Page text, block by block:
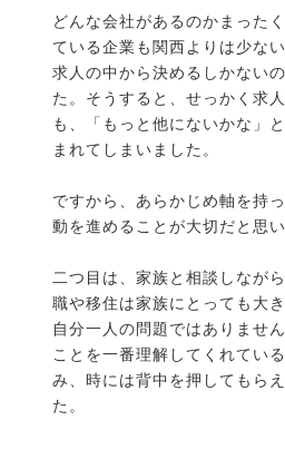
どんな会社があるのかまった
ている企業も関西よりは少な
求人の中から決めるしかない
た。そうすると、せっかく求
も、「もっと他にないかな」
まれてしまいました。
ですから、あらかじめ軸を持
動を進めることが大切だと思い
二つ目は、家族と相談しなが
職や移住は家族にとっても大
自分一人の問題ではありませ
ことを一番理解してくれてい
み、時には背中を押してもら
た。